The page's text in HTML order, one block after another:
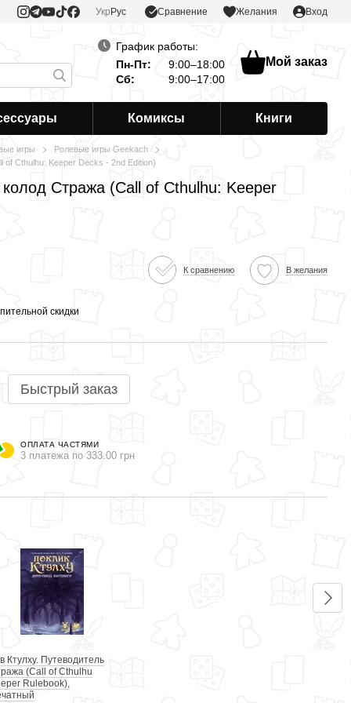
Укр Рус Сравнение Желания Вход
График работы:
Пн-Пт:
9:00–18:00
Сб:
9:00–17:00
Мой заказ
Комиксы Книги
игры
Ролевые игры Geekach
of Cthulhu: Keeper Decks - 2nd Edition)
Стража (Call of Cthulhu: Keeper
К сравнению В желания
скидки
Быстрый заказ
ОПЛАТА ЧАСТЯМИ
3 платежа по 333.00 грн
Ктулху. Путеводитель
(Call of Cthulhu
Rulebook),